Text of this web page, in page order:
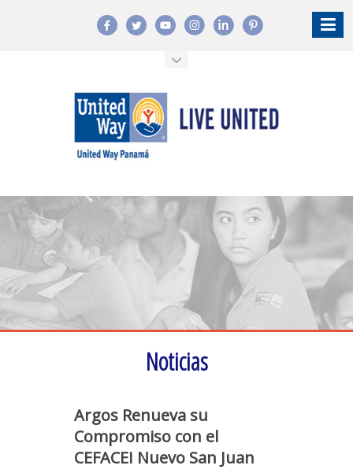
Noticias
Argos Renueva su
Compromiso con el
CEFACEI Nuevo San Juan